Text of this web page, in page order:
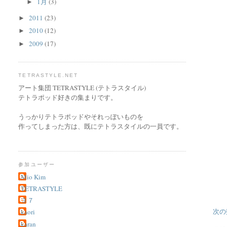
次
►
►2011(23)
►2010(12)
►2009(17)
TETRASTYLE.NET
アート集団 TETRASTYLE (テトラスタイル)
テトラポッド好きの集まりです。
うっかりテトラポッドやそれっぽいものを
作ってしまった方は、既にテトラスタイルの一員です。
参加ユーザー
Mio Kim
TETRASTYLE
３７
kaori
karan